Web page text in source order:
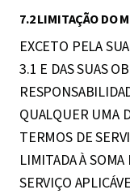
7.2 LIMITAÇÃO DO
EXCETO PELA
3.1 E DAS SUAS
QUALQUER UMA
TERMOS DE
LIMITADA À SOMA
SERVIÇO